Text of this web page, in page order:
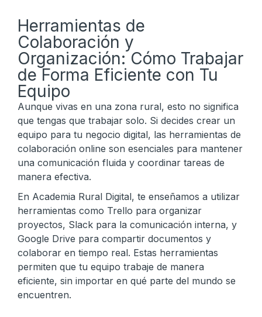
Herramientas de
Colaboración y
Organización: Cómo Trabajar
de Forma Eficiente con Tu
Equipo
Aunque vivas en una zona rural, esto no significa
que tengas que trabajar solo. Si decides crear un
equipo para tu negocio digital, las herramientas de
colaboración online son esenciales para mantener
una comunicación fluida y coordinar tareas de
manera efectiva.
En Academia Rural Digital, te enseñamos a utilizar
herramientas como Trello para organizar
proyectos, Slack para la comunicación interna, y
Google Drive para compartir documentos y
colaborar en tiempo real. Estas herramientas
permiten que tu equipo trabaje de manera
eficiente, sin importar en qué parte del mundo se
encuentren.